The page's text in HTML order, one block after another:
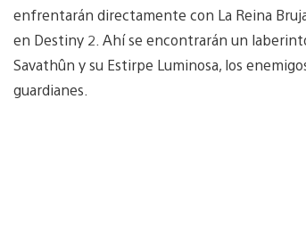
enfrentarán directamente con La Reina
en Destiny 2. Ahí se encontrarán un
Savathûn y su Estirpe Luminosa, los
guardianes.